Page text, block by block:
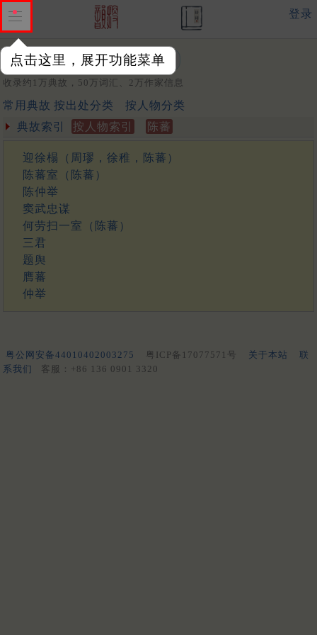
点击这里，展开功能菜单
登录
关键词：
收录约1万典故，50万词汇、2万作家信息
常用典故 按出处分类
按人物分类
典故索引
按人物索引 陈蕃
迎徐榻（周璆，徐稚，陈蕃）
陈蕃室（陈蕃）
陈仲举
窦武忠谋
何劳扫一室（陈蕃）
三君
题舆
膺蕃
仲举
粤公网安备44010402003275 粤ICP备17077571号 关于本站
联
系我们
客服：+86 136 0901 3320